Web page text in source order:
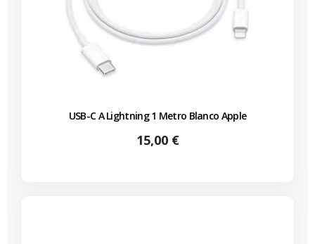
USB-C A Lightning 1 Metro Blanco Apple
Precio
15,00 €